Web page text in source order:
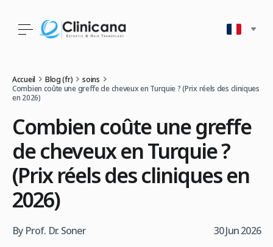
Accueil Blog (fr)
soins
Combien coûte une greffe de cheveux en Turquie ? (Prix réels des cliniques
en 2026)
Combien coûte une greffe
de cheveux en Turquie ?
(Prix réels des cliniques en
2026)
By Prof. Dr. Soner 30 Jun 2026